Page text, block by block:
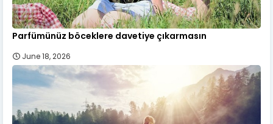
Parfümünüz böceklere davetiye çıkarmasın
June 18, 2026